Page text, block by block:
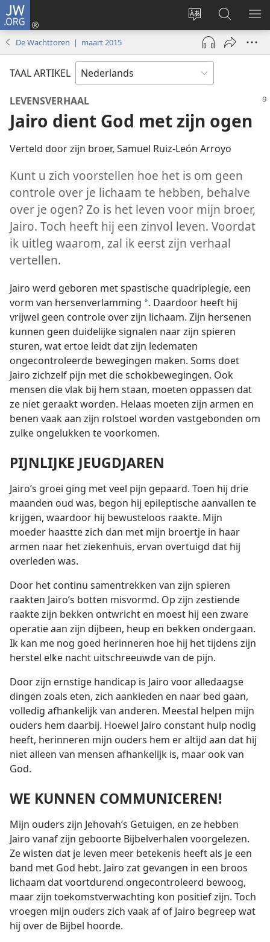
JW.ORG
Taal
site
wijzigen
Inloggen
(opent
nieuw
venster)
Zoeken
op
JW.ORG
De Wachttoren | maart 2015
TAAL ARTIKEL
LEVENSVERHAAL
Jairo dient God met zijn ogen
Verteld door zijn broer, Samuel Ruiz-León Arroyo
Kunt u zich voorstellen hoe het is om geen
controle over je lichaam te hebben, behalve
over je ogen? Zo is het leven voor mijn broer,
Jairo. Toch heeft hij een zinvol leven. Voordat
ik uitleg waarom, zal ik eerst zijn verhaal
vertellen.
Jairo werd geboren met spastische quadriplegie, een
vorm van hersenverlamming *. Daardoor heeft hij
vrijwel geen controle over zijn lichaam. Zijn hersenen
kunnen geen duidelijke signalen naar zijn spieren
sturen, wat ertoe leidt dat zijn ledematen
ongecontroleerde bewegingen maken. Soms doet
Jairo zichzelf pijn met die schokbewegingen. Ook
mensen die vlak bij hem staan, moeten oppassen dat
ze niet geraakt worden. Helaas moeten zijn armen en
benen vaak aan zijn rolstoel worden vastgebonden om
zulke ongelukken te voorkomen.
PIJNLIJKE JEUGDJAREN
Jairo’s groei ging met veel pijn gepaard. Toen hij drie
maanden oud was, begon hij epileptische aanvallen te
krijgen, waardoor hij bewusteloos raakte. Mijn
moeder haastte zich dan met mijn broertje in haar
armen naar het ziekenhuis, ervan overtuigd dat hij
overleden was.
Door het continu samentrekken van zijn spieren
raakten Jairo’s botten misvormd. Op zijn zestiende
raakte zijn bekken ontwricht en moest hij een zware
operatie aan zijn dijbeen, heup en bekken ondergaan.
Ik kan me nog goed herinneren hoe hij het tijdens zijn
herstel elke nacht uitschreeuwde van de pijn.
Door zijn ernstige handicap is Jairo voor alledaagse
dingen zoals eten, zich aankleden en naar bed gaan,
volledig afhankelijk van anderen. Meestal helpen mijn
ouders hem daarbij. Hoewel Jairo constant hulp nodig
heeft, herinneren mijn ouders hem er altijd aan dat hij
niet alleen van mensen afhankelijk is, maar ook van
God.
WE KUNNEN COMMUNICEREN!
Mijn ouders zijn Jehovah’s Getuigen, en ze hebben
Jairo vanaf zijn geboorte Bijbelverhalen voorgelezen.
Ze wisten dat je leven meer betekenis heeft als je een
band met God hebt. Jairo zat gevangen in een broos
lichaam dat voortdurend ongecontroleerd bewoog,
maar zijn toekomstverwachting kon positief zijn. Toch
vroegen mijn ouders zich vaak af of Jairo begreep wat
hij over de Bijbel hoorde.